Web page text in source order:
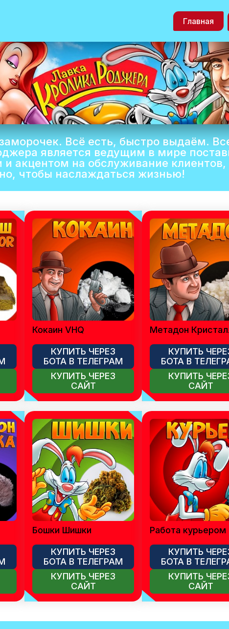
Главная
Всё есть, быстро выдаём.
является ведущим в мире
акцентом на обслуживание
чтобы наслаждаться жизнью!
Кокаин VHQ
КУПИТЬ ЧЕРЕЗ
БОТА В ТЕЛЕГРАМ
КУПИТЬ ЧЕРЕЗ
САЙТ
Метадон
КУПИТЬ
БОТА В
КУПИТЬ
САЙТ
Бошки Шишки
КУПИТЬ ЧЕРЕЗ
БОТА В ТЕЛЕГРАМ
КУПИТЬ ЧЕРЕЗ
САЙТ
Работа курьером
КУПИТЬ
БОТА В
КУПИТЬ
САЙТ